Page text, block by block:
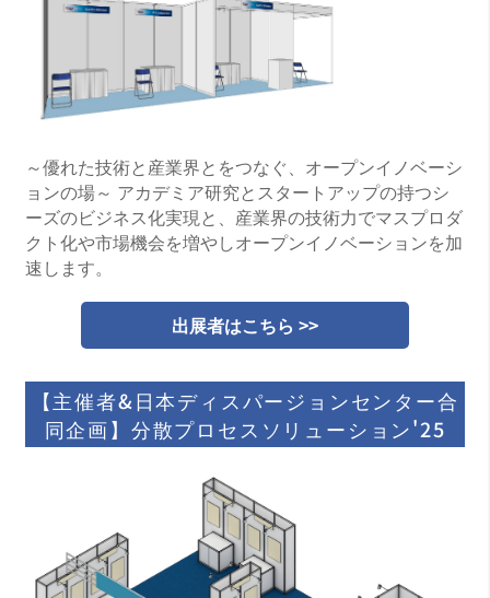
～優れた技術と産業界とをつなぐ、オープンイノベーシ
ョンの場～ アカデミア研究とスタートアップの持つシ
ーズのビジネス化実現と、産業界の技術力でマスプロダ
クト化や市場機会を増やしオープンイノベーションを加
速します。
出展者はこちら >>
【主催者&日本ディスパージョンセンター合
同企画】分散プロセスソリューション'25